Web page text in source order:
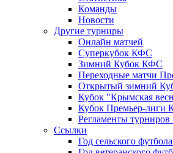
Команды
Новости
Другие турниры
Онлайн матчей
Суперкубок КФС
Зимний Кубок КФС
Переходные матчи
Открытый зимний
Кубок "Крымская
Кубок Премьер-лиги
Регламенты
Ссылки
Год сельского